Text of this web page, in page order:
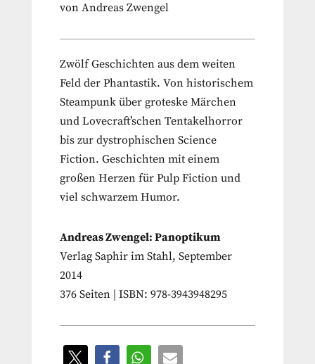
von Andreas Zwengel
Zwölf Geschichten aus dem weiten
Feld der Phantastik. Von historischem
Steampunk über groteske Märchen
und Lovecraft’schen Tentakelhorror
bis zur dystrophischen Science
Fiction. Geschichten mit einem
großen Herzen für Pulp Fiction und
viel schwarzem Humor.
Andreas Zwengel: Panoptikum
Verlag Saphir im Stahl, September
2014
376 Seiten | ISBN: 978-3943948295